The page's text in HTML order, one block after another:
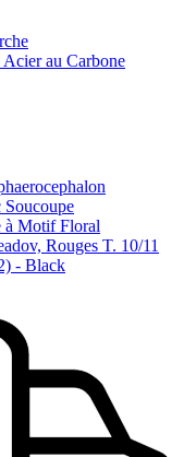
au Carbone
Soucoupe
à Motif Floral
Rouges T. 10/11
- Black